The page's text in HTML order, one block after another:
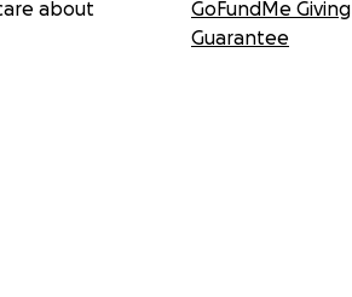
about
GoFundMe Giving
Guarantee